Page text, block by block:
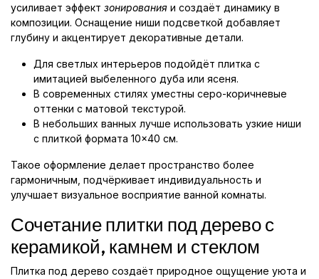
усиливает эффект зонирования и создаёт динамику в
композиции. Оснащение ниши подсветкой добавляет
глубину и акцентирует декоративные детали.
Для светлых интерьеров подойдёт плитка с
имитацией выбеленного дуба или ясеня.
В современных стилях уместны серо-коричневые
оттенки с матовой текстурой.
В небольших ванных лучше использовать узкие ниши
с плиткой формата 10×40 см.
Такое оформление делает пространство более
гармоничным, подчёркивает индивидуальность и
улучшает визуальное восприятие ванной комнаты.
Сочетание плитки под дерево с
керамикой, камнем и стеклом
Плитка под дерево создаёт природное ощущение уюта и